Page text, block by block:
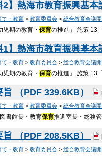
2】熱海市教育振興基
て・教育> 教育委員会> 総合教育会議
児期の教育・保育の推進」 施策 13
1】熱海市教育振興基
て・教育> 教育委員会> 総合教育会議
児期の教育・保育の推進」 施策 13
旨 （PDF 339.6KB）
て・教育> 教育委員会> 総合教育会議
書館長・教育保育推進室長・総務
旨 （PDF 208.5KB）
て・教育> 教育委員会> 総合教育会議